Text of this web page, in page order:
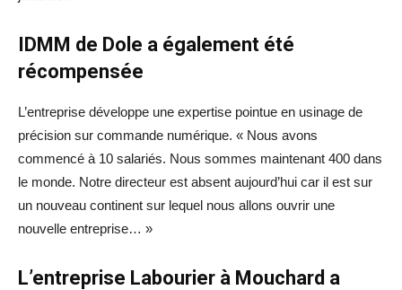
IDMM de Dole a également été
récompensée
L’entreprise développe une expertise pointue en usinage de
précision sur commande numérique. « Nous avons
commencé à 10 salariés. Nous sommes maintenant 400 dans
le monde. Notre directeur est absent aujourd’hui car il est sur
un nouveau continent sur lequel nous allons ouvrir une
nouvelle entreprise… »
L’entreprise Labourier à Mouchard a